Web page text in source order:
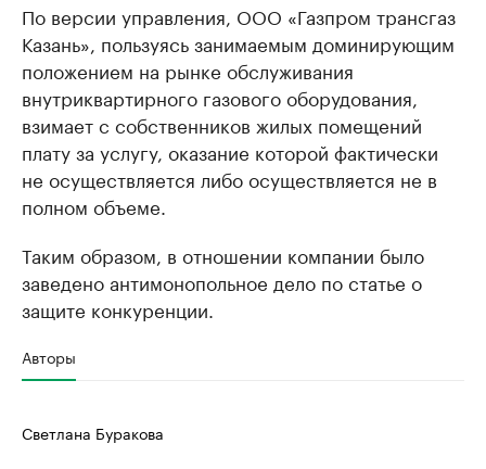
По версии управления, ООО «Газпром трансгаз
Казань», пользуясь занимаемым доминирующим
положением на рынке обслуживания
внутриквартирного газового оборудования,
взимает с собственников жилых помещений
плату за услугу, оказание которой фактически
не осуществляется либо осуществляется не в
полном объеме.
Таким образом, в отношении компании было
заведено антимонопольное дело по статье о
защите конкуренции.
Авторы
Светлана Буракова